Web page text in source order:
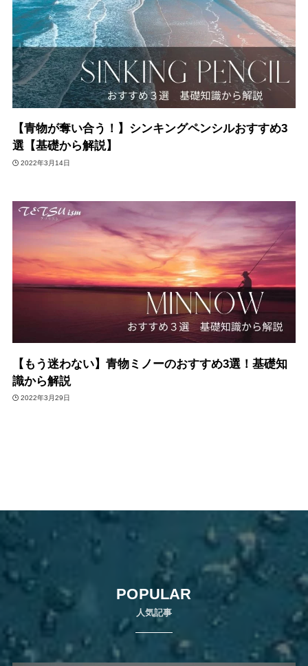
【青物が奪い合う！】シンキングペンシルおすすめ3
選【基礎から解説】
2022年3月14日
【もう迷わない】青物ミノーのおすすめ3選！基礎知
識から解説
2022年3月29日
POPULAR
人気記事